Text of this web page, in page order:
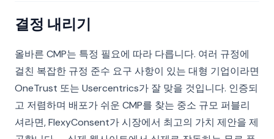
결정 내리기
올바른 CMP는 특정 필요에 따라 다릅니다. 여러 규정에
걸친 복잡한 규정 준수 요구 사항이 있는 대형 기업이라면
OneTrust 또는 Usercentrics가 잘 맞을 것입니다. 인증되
고 저렴하며 배포가 쉬운 CMP를 찾는 중소 규모 퍼블리
셔라면, FlexyConsent가 시장에서 최고의 가치 제안을 제